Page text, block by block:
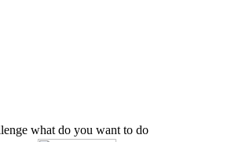
what do you want to do